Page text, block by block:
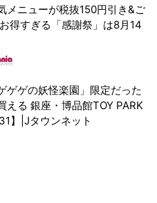
メニューが税抜150円引き&ご
得すぎる「感謝祭」は8月14
ゲゲの妖怪楽園」限定だった
える 銀座・博品館TOY PARK
】|Jタウンネット